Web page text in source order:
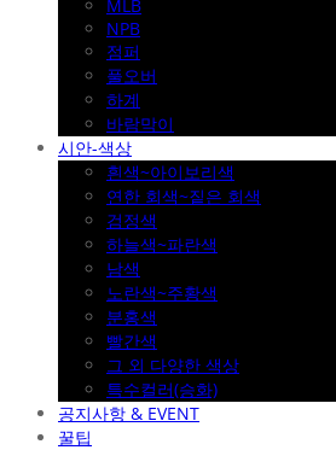
MLB
NPB
점퍼
풀오버
하계
바람막이
시안-색상
흰색~아이보리색
연한 회색~짙은 회색
검정색
하늘색~파란색
남색
노란색~주황색
분홍색
빨간색
그 외 다양한 색상
특수컬러(승화)
공지사항 & EVENT
꿀팁